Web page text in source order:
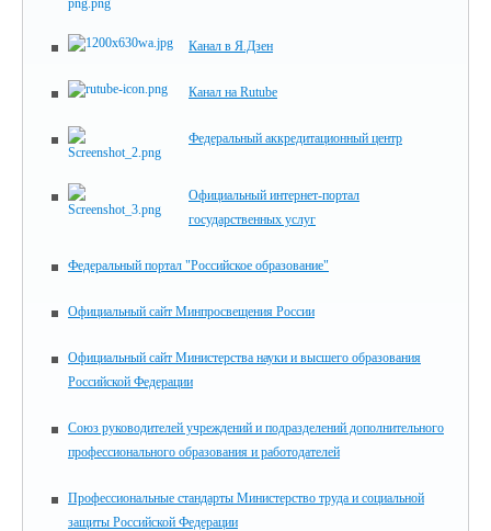
Канал в Я.Дзен
Канал на Rutube
Федеральный аккредитационный центр
Официальный интернет-портал
государственных услуг
Федеральный портал "Российское образование"
Официальный сайт Минпросвещения России
Официальный сайт Министерства науки и высшего образования
Российской Федерации
Союз руководителей учреждений и подразделений дополнительного
профессионального образования и работодателей
Профессиональные стандарты Министерство труда и социальной
защиты Российской Федерации